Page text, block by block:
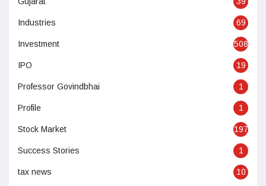
Industries 69
Investment 508
IPO 19
Professor Govindbhai 1
Profile 1
Stock Market 197
Success Stories 1
tax news 10